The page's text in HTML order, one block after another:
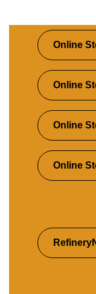
Online
Online
Online
Online